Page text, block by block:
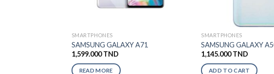
SMARTPHONES
SAMSUNG GALAXY A71
1,599.000TND
READ MORE
SMARTPHONES
SAMSUNG GALAXY
1,145.000TND
ADD TO CART